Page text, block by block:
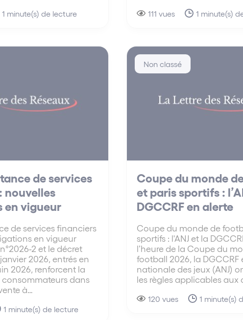
1 minute(s) de lecture 111 vues 1 minute(s)
de services
nouvelles
en vigueur
de services financiers
en vigueur
2 et le décret
2026, entrés en
2026, renforcent la
dans
à…
1 minute(s) de lecture
Non classé
Coupe du monde
et paris sportifs :
DGCCRF en alerte
Coupe du monde de
sportifs : l'ANJ et la
l’heure de la Coupe du
football 2026, la DGCCRF
nationale des jeux (ANJ)
les règles applicables aux
120 vues 1 minute(s)